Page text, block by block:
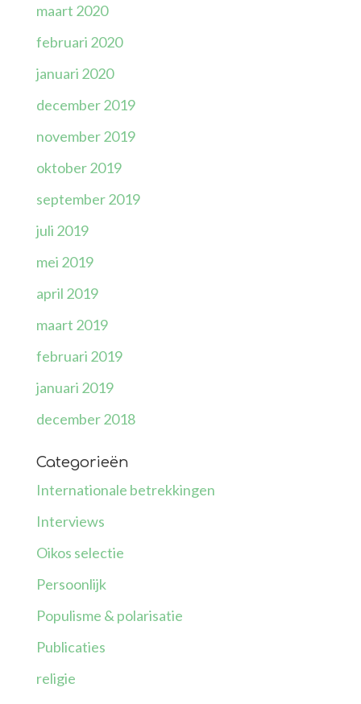
maart 2020
februari 2020
januari 2020
december 2019
november 2019
oktober 2019
september 2019
juli 2019
mei 2019
april 2019
maart 2019
februari 2019
januari 2019
december 2018
Categorieën
Internationale betrekkingen
Interviews
Oikos selectie
Persoonlijk
Populisme & polarisatie
Publicaties
religie